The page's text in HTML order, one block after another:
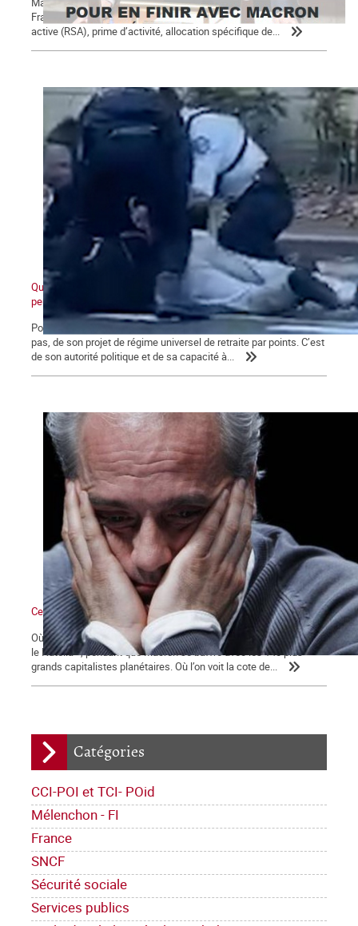
Catégories
CCI-POI et TCI- POid
Mélenchon - FI
France
SNCF
Sécurité sociale
Services publics
Français sur 10 perçoit des minima sociaux : revenu de solidarité
active (RSA), prime d’activité, allocation spécifique de...
Quand ceux d'en bas ne veulent plus et que ceux d'en haut ne
peuvent plus
Pour Macron, ce qui se joue aujourd’hui va au-delà de l’avenir, ou
pas, de son projet de régime universel de retraite par points. C’est
de son autorité politique et de sa capacité à...
Ce qui se dessine
Où l’on voit les médias bien mangeants se ruer vers « la ruée sur
le Nutella », pendant que Macron se baffre avec les 140 plus
grands capitalistes planétaires. Où l’on voit la cote de...